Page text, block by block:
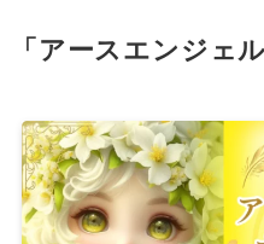
「アースエンジェ